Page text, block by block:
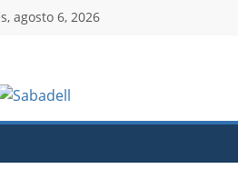
agosto 6, 2026